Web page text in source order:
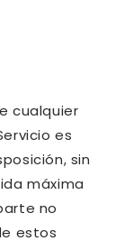
cualquier
es
sin
máxima
no
estos